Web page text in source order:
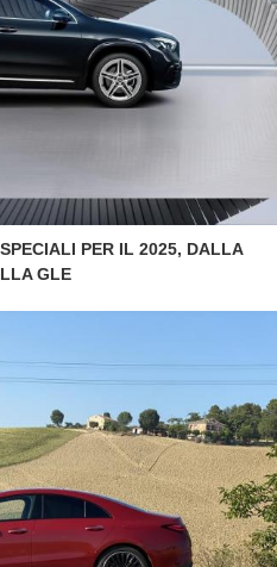
PER IL 2025, DALLA
GLE